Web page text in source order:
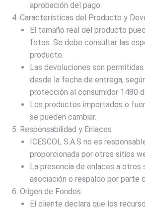
aprobación del pago.
Características del Producto y
El tamaño real del producto
fotos. Se debe consultar las
producto.
Las devoluciones son
desde la fecha de entrega,
protección al consumidor 1480
Los productos importados o
se pueden cambiar.
Responsabilidad y Enlaces
ICESCOL S.A.S no es
proporcionada por otros sitios
La presencia de enlaces a otros
asociación o respaldo por parte
Origen de Fondos
El cliente declara que los